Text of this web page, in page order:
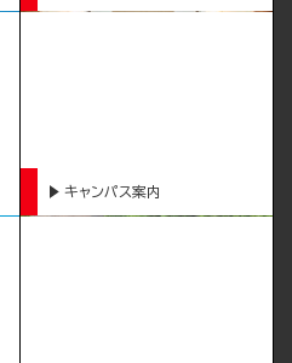
キャンパス案内